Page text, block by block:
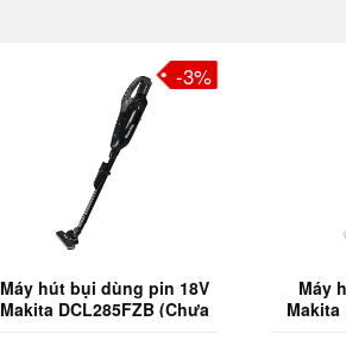
Máy hút bụi dùng pin 18V
Makita DCL285FZB (Chưa
-3%
Máy
Makita